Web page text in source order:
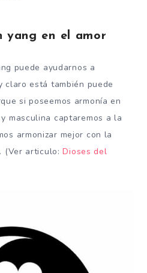
yang en el amor
puede ayudarnos a
claro está también puede
si poseemos armonía en
masculina captaremos a la
armonizar mejor con la
(Ver articulo: Dioses del